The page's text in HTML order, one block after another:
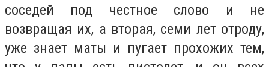
соседей под честное слово и не
возвращая их, а вторая, семи лет отроду,
уже знает маты и пугает прохожих тем,